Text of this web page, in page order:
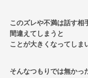
このズレや不満は話す相
間違えてしまうと
ことが大きくなってしま
そんなつもりでは無かっ